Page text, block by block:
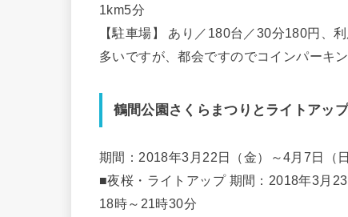
1km5分
【駐車場】 あり／180台／30分180円、
多いですが、都会ですのでコインパーキン
鶴間公園さくらまつりとライトアップ
期間：2018年3月22日（金）～4月7日（日
■夜桜・ライトアップ 期間：2018年3月
18時～21時30分